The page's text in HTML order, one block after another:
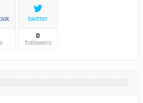
twitter
0
followers